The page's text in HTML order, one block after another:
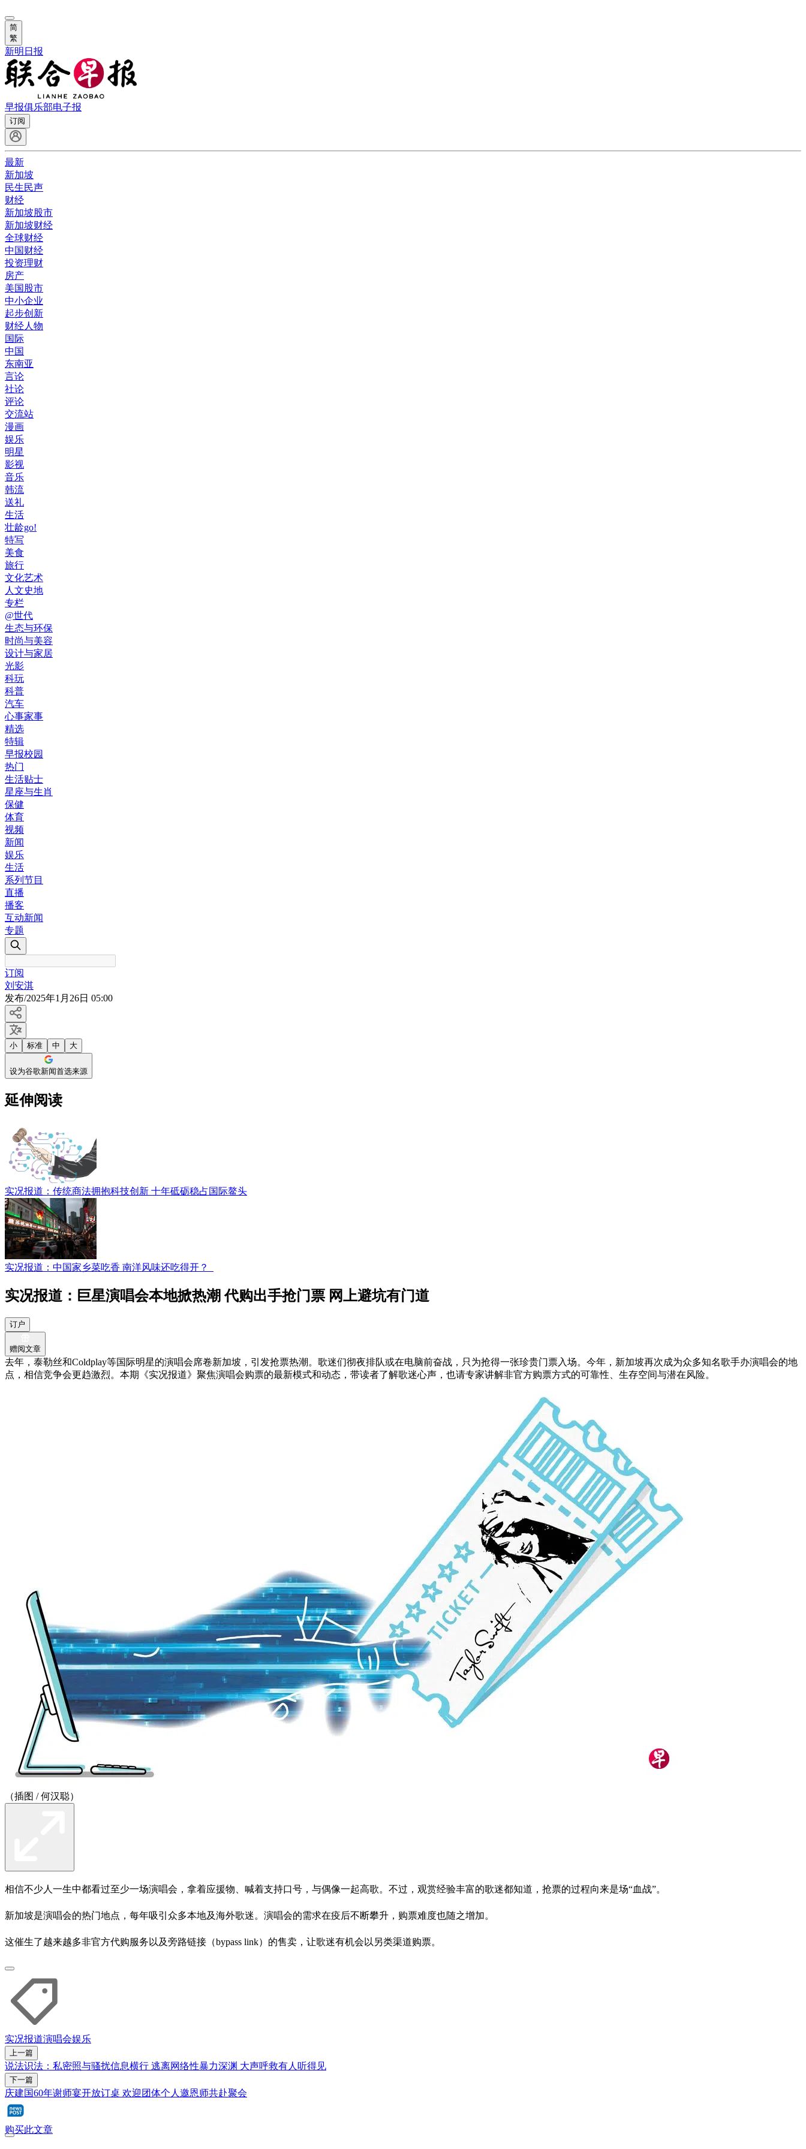
简
繁
新明日报
早报俱乐部电子报
订阅
最新
新加坡
民生民声
财经
新加坡股市
新加坡财经
全球财经
中国财经
投资理财
房产
美国股市
中小企业
起步创新
财经人物
国际
中国
东南亚
言论
社论
评论
交流站
漫画
娱乐
明星
影视
音乐
韩流
送礼
生活
壮龄go!
特写
美食
旅行
文化艺术
人文史地
专栏
@世代
生态与环保
时尚与美容
设计与家居
光影
科玩
科普
汽车
心事家事
精选
特辑
早报校园
热门
生活贴士
星座与生肖
保健
体育
视频
新闻
娱乐
生活
系列节目
直播
播客
互动新闻
专题
订阅
刘安淇
发布/2025年1月26日 05:00
小 标准 中 大
设为谷歌新闻首选来源
延伸阅读
实况报道：传统商法拥抱科技创新 十年砥砺稳占国际鳌头
实况报道：中国家乡菜吃香 南洋风味还吃得开？
实况报道：巨星演唱会本地掀热潮 代购出手抢门票 网上避坑有门道
订户
赠阅文章
去年，泰勒丝和Coldplay等国际明星的演唱会席卷新加坡，引发抢票热潮。歌迷们彻夜排队或在电脑前奋战，只为抢得一张珍贵门票入场。今年，新加坡再次成为众多知名歌手办演唱会的地
点，相信竞争会更趋激烈。本期《实况报道》聚焦演唱会购票的最新模式和动态，带读者了解歌迷心声，也请专家讲解非官方购票方式的可靠性、生存空间与潜在风险。
（插图 / 何汉聪）
相信不少人一生中都看过至少一场演唱会，拿着应援物、喊着支持口号，与偶像一起高歌。不过，观赏经验丰富的歌迷都知道，抢票的过程向来是场“血战”。
新加坡是演唱会的热门地点，每年吸引众多本地及海外歌迷。演唱会的需求在疫后不断攀升，购票难度也随之增加。
这催生了越来越多非官方代购服务以及旁路链接（bypass link）的售卖，让歌迷有机会以另类渠道购票。
实况报道演唱会娱乐
上一篇
说法识法：私密照与骚扰信息横行 逃离网络性暴力深渊 大声呼救有人听得见
下一篇
庆建国60年谢师宴开放订桌 欢迎团体个人邀恩师共赴聚会
购买此文章